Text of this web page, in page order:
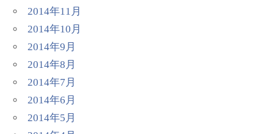
2014年11月
2014年10月
2014年9月
2014年8月
2014年7月
2014年6月
2014年5月